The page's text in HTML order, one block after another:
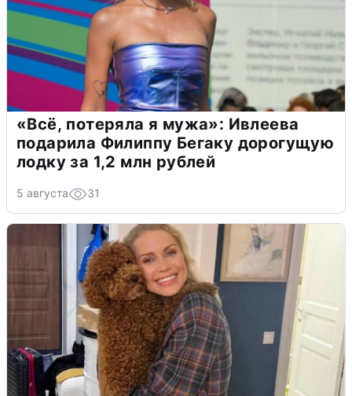
«Всё, потеряла я мужа»: Ивлеева
подарила Филиппу Бегаку дорогущую
лодку за 1,2 млн рублей
5 августа 31